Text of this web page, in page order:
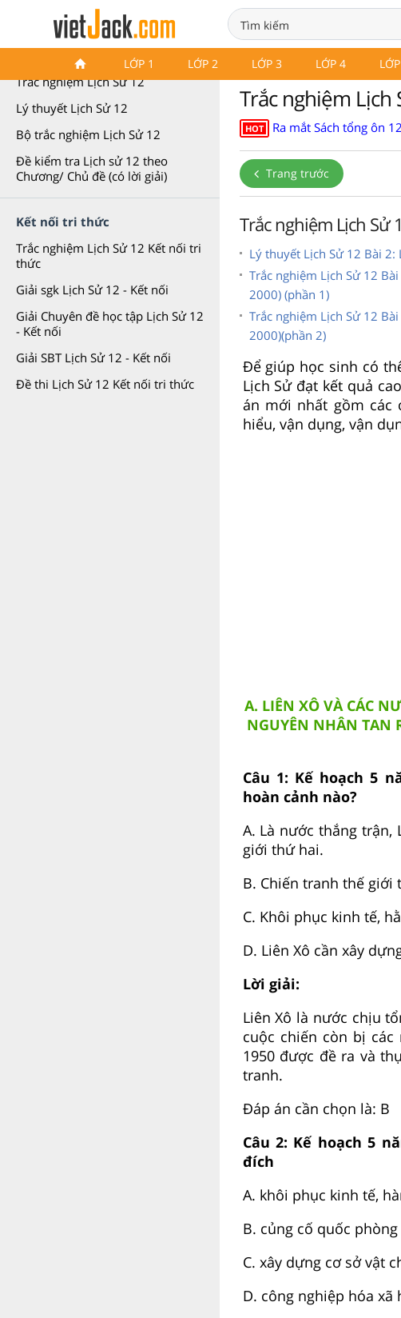
LỚP 1 LỚP 2 LỚP 3 LỚP 4
Trắc nghiệm Lịch Sử 12
Trắc nghiệm Lịch Sử 12
Lý thuyết Lịch Sử 12
Bộ trắc nghiệm Lịch Sử 12
Đề kiểm tra Lịch sử 12 theo
Chương/ Chủ đề (có lời giải)
Kết nối tri thức
Trắc nghiệm Lịch Sử 12 Kết nối tri
thức
Giải sgk Lịch Sử 12 - Kết nối
Giải Chuyên đề học tập Lịch Sử 12
- Kết nối
Giải SBT Lịch Sử 12 - Kết nối
Đề thi Lịch Sử 12 Kết nối tri thức
Trắc nghiệm Lịch
HOT Ra mắt Sách tổng ôn
Trang trước
Trắc nghiệm Lịch Sử
Lý thuyết Lịch Sử 12 Bài
Trắc nghiệm Lịch Sử 12
2000) (phần 1)
Trắc nghiệm Lịch Sử 12
2000)(phần 2)
Để giúp học sinh có
Lịch Sử đạt kết quả
án mới nhất gồm các
hiểu, vận dụng, vận
A. LIÊN XÔ VÀ CÁC
NGUYÊN NHÂN TAN
Câu 1: Kế hoạch 5
hoàn cảnh nào?
A. Là nước thắng trận,
giới thứ hai.
B. Chiến tranh thế giới
C. Khôi phục kinh tế,
D. Liên Xô cần xây
Lời giải:
Liên Xô là nước chịu
cuộc chiến còn bị
1950 được đề ra và
tranh.
Đáp án cần chọn là: B
Câu 2: Kế hoạch 5
đích
A. khôi phục kinh tế,
B. củng cố quốc
C. xây dựng cơ sở vật
D. công nghiệp hóa xã